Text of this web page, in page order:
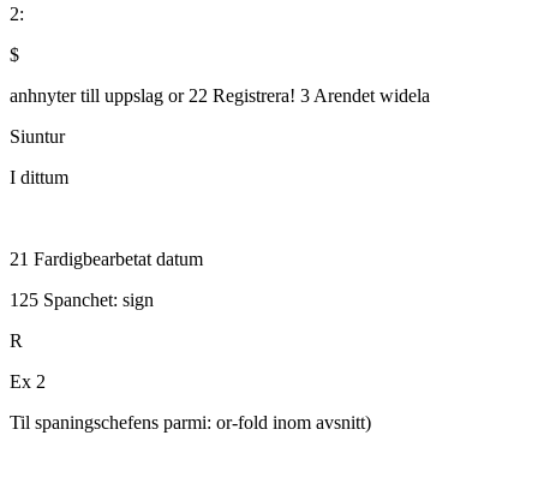
2:
$
anhnyter till uppslag or 22 Registrera! 3 Arendet widela
Siuntur
I dittum
21 Fardigbearbetat datum
125 Spanchet: sign
R
Ex 2
Til spaningschefens parmi: or-fold inom avsnitt)